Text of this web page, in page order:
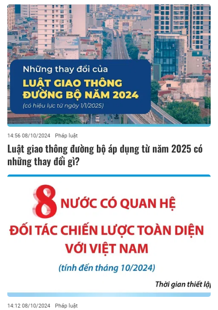
14:56 08/10/2024 Pháp luật
Luật giao thông đường bộ áp dụng từ năm 2025 có
những thay đổi gì?
14:12 08/10/2024 Pháp luật